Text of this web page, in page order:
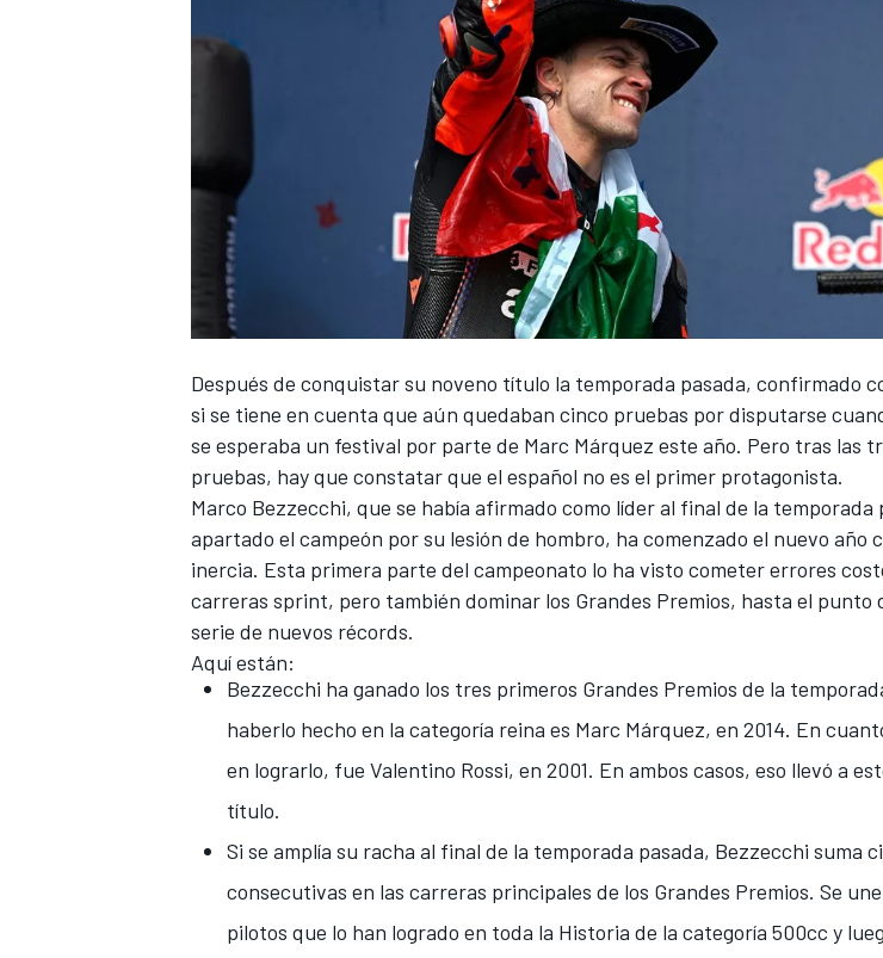
Después de conquistar su noveno título la temporada pasada, confirmado
si se tiene en cuenta que aún quedaban cinco pruebas por disputarse
se esperaba un festival por parte de Marc Márquez este año. Pero tras las
pruebas, hay que constatar que el español no es el primer protagonista.
Marco Bezzecchi, que se había afirmado como líder al final de la temporada
apartado el campeón por su lesión de hombro, ha comenzado el nuevo año
inercia. Esta primera parte del campeonato lo ha visto cometer errores
carreras sprint, pero también dominar los Grandes Premios, hasta el punto
serie de nuevos récords.
Aquí están:
Bezzecchi ha ganado los tres primeros Grandes Premios de la
haberlo hecho en la categoría reina es Marc Márquez, en 2014. En
en lograrlo, fue Valentino Rossi, en 2001. En ambos casos, eso llevó a
título.
Si se amplía su racha al final de la temporada pasada, Bezzecchi suma
consecutivas en las carreras principales de los Grandes Premios. Se une
pilotos que lo han logrado en toda la Historia de la categoría 500cc y